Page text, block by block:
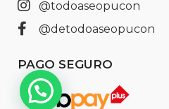
@todoaseopucon
@detodoaseopucon
PAGO SEGURO